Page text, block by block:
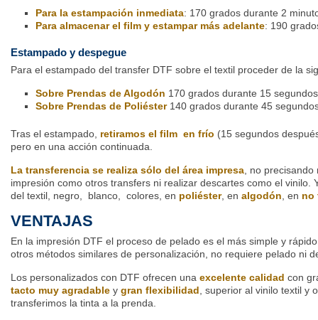
Para la estampación inmediata: 170 grados durante 2
Para almacenar el film y estampar más adelante: 190
Estampado y despegue
Para el estampado del transfer DTF sobre el textil proceder de la
Sobre Prendas de Algodón 170 grados durante 15
Sobre Prendas de Poliéster140 grados durante 45
Tras el estampado, retiramos el film en frío (15 segundos
pero en una acción continuada.
La transferencia se realiza sólo del área impresa, no precisando
impresión como otros transfers ni realizar descartes como el vinilo.
del textil, negro, blanco, colores, en poliéster, en algodón, en no
VENTAJAS
En la impresión DTF el proceso de pelado es el más simple y
otros métodos similares de personalización, no requiere pelado ni
Los personalizados con DTF ofrecen una excelente calidad con
tacto muy agradable y gran flexibilidad, superior al vinilo textil y
transferimos la tinta a la prenda.